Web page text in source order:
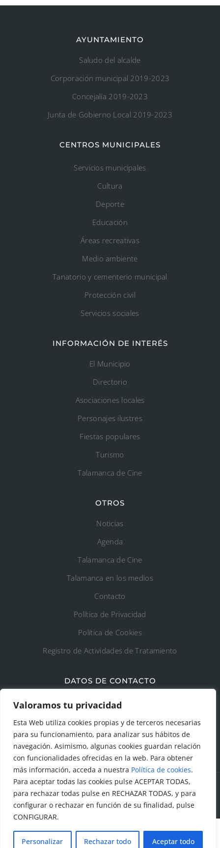
Valoramos tu privacidad
Esta Web utiliza cookies propias y de terceros necesarias
para su funcionamiento, para analizar sus hábitos de
navegación. Asimismo, algunas cookies guardan relación
con funcionalidades ofrecidas en la web. Para obtener
más información, acceda a nuestra Política de cookies.
Para aceptar todas las cookies pulse ACEPTAR TODAS,
para rechazar todas pulse en RECHAZAR TODAS, y para
configurar o rechazar en función de su finalidad, pulse
CONFIGURAR.
Personalizar Rechazar todo Aceptar todo
AYUNTAMIENTO
Saludo del alcalde
Corporación municipal 2019-2023
Concejalía 2019-2023
Junta de Gobierno Local 2019-2023
CENTROS MUNICIPALES
Servicios municipales
Cultura
Deporte
Educación
Áreas recreativas
Medio ambiente
Tanatorio y cementerio municipal
Protección civil
Servicios sociales
INFORMACIÓN DE INTERÉS
El Municipio
Directorio
Asociaciones locales
Personajes ilustres
Fiestas populares
Turismo
Talamanca de Cine
OTROS
Noticias
Agenda
Talamanca de Cine
Talamanca en los medios
Contacto
Política de Privacidad
Política de Cookies
Registro de Actividades de Tratamiento
DATOS DE CONTACTO
Ayto. de Talamanca de Jarama
C/Fuente del Arca, 19 28160 Talamanca de
Jarama (Madrid)
© Todos los derechos reservados. Ayuntamiento Talamanca
de Jarama Diseñado y creado porFactor Ideas